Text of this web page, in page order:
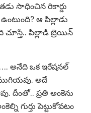
సాధించిన రికార్డు
ఆ పిల్లాడు
చూస్తే.. పిల్లాడి బ్రెయిన్
అనేది ఒక ఇరేషనల్
అదే
దీంతో.. ప్రతి అంకెను
గుర్తు పెట్టుకోవటం